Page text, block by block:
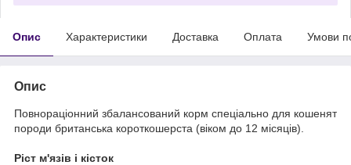
Опис Характеристики Доставка Оплата Умови
Опис
Повнораціонний збалансований корм спеціально для кошенят
породи британська короткошерста (віком до 12 місяців).
Ріст м'язів і кісток